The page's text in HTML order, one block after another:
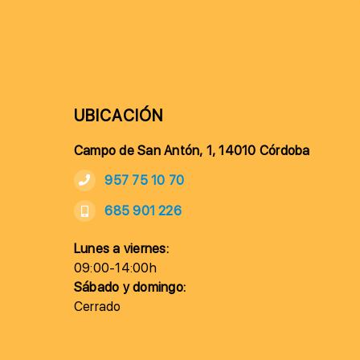
UBICACIÓN
Campo de San Antón, 1, 14010 Córdoba
957 75 10 70
685 901 226
Lunes a viernes:
09:00-14:00h
Sábado y domingo:
Cerrado